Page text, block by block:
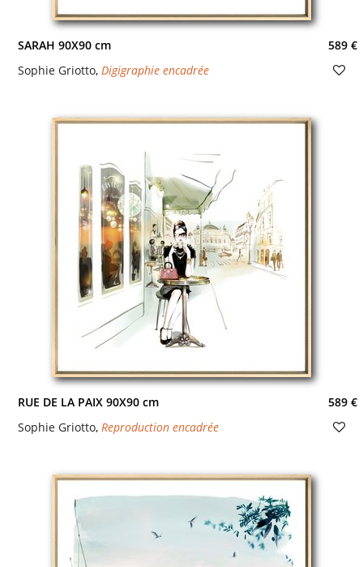
SARAH 90X90 cm
589 €
Sophie Griotto, Digigraphie encadrée
RUE DE LA PAIX 90X90 cm
589 €
Sophie Griotto, Reproduction encadrée